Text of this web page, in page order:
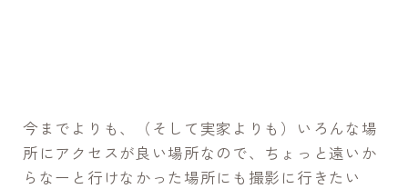
今までよりも、（そして実家よりも）いろんな場
所にアクセスが良い場所なので、ちょっと遠いか
らなーと行けなかった場所にも撮影に行きたい